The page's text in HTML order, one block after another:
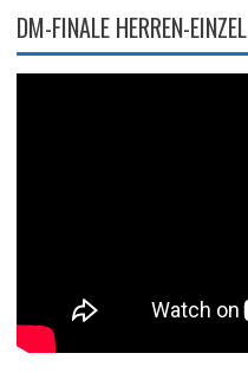
DM-FINALE HERREN-EINZEL